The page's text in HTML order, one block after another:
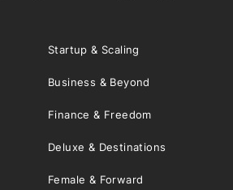
Startup & Scaling
Business & Beyond
Finance & Freedom
Deluxe & Destinations
Female & Forward